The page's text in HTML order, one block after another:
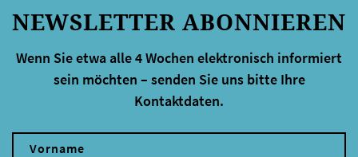
NEWSLETTER ABONNIEREN
Wenn Sie etwa alle 4 Wochen elektronisch informiert
sein möchten – senden Sie uns bitte Ihre
Kontaktdaten.